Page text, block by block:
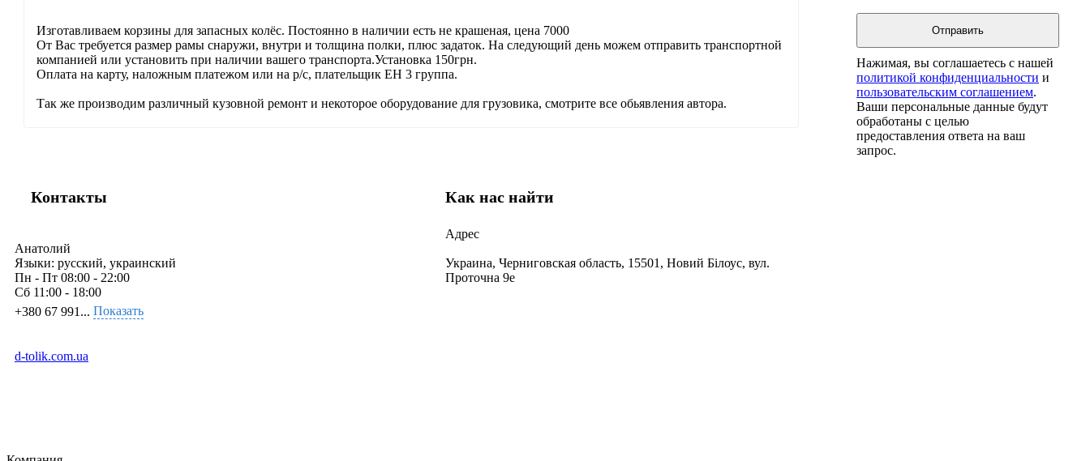
Изготавливаем корзины для запасных колёс. Постоянно в наличии есть не крашеная, цена 7000
От Вас требуется размер рамы снаружи, внутри и толщина полки, плюс задаток. На следующий день можем отправить транспортной
компанией или установить при наличии вашего транспорта.Установка 150грн.
Оплата на карту, наложным платежом или на р/с, плательщик ЕН 3 группа.
Так же производим различный кузовной ремонт и некоторое оборудование для грузовика, смотрите все обьявления автора.
Нажимая, вы соглашаетесь с нашей
политикой конфиденциальности и
пользовательским соглашением.
Ваши персональные данные будут
обработаны с целью
предоставления ответа на ваш
запрос.
Контакты
Анатолий
Языки: русский, украинский
Пн - Пт 08:00 - 22:00
Сб 11:00 - 18:00
+380 67 991... Показать
d-tolik.com.ua
Как нас найти
Адрес
Украина, Черниговская область, 15501, Новий Білоус, вул.
Проточна 9е